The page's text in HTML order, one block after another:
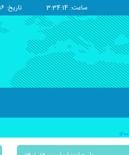
ساعت: 3:34:15 تاریخ: ۱۶ مرداد ۱۴۰۵